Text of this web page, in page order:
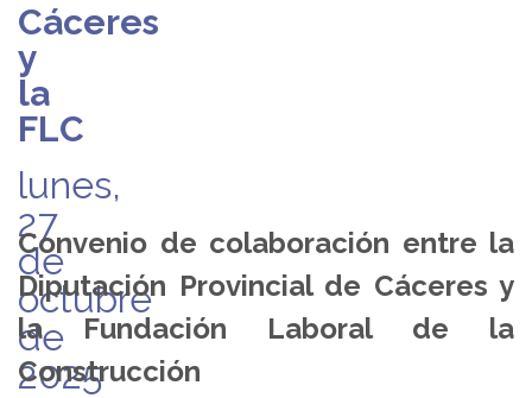
Cáceres
y
la
FLC
lunes,
27
de
octubre
de
2025
Convenio de colaboración entre la
Diputación Provincial de Cáceres y
la Fundación Laboral de la
Construcción